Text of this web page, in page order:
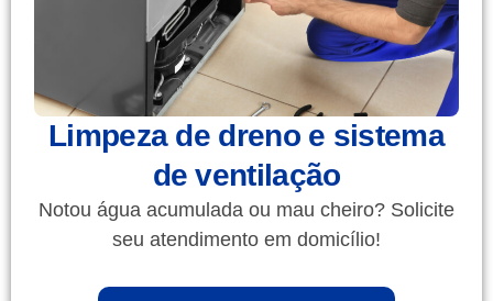
Limpeza de dreno e sistema
de ventilação
Notou água acumulada ou mau cheiro? Solicite
seu atendimento em domicílio!